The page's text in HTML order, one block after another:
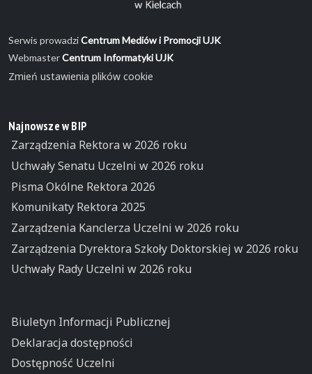
Serwis prowadziCentrum Mediów i Promocji UJK
WebmasterCentrum Informatyki UJK
Zmień ustawienia plików cookie
Najnowsze w BIP
Zarządzenia Rektora w 2026 roku
Uchwały Senatu Uczelni w 2026 roku
Pisma Okólne Rektora 2026
Komunikaty Rektora 2025
Zarządzenia Kanclerza Uczelni w 2026 roku
Zarządzenia Dyrektora Szkoły Doktorskiej w 2026 roku
Uchwały Rady Uczelni w 2026 roku
Biuletyn Informacji Publicznej
Deklaracja dostępności
Dostępność Uczelni